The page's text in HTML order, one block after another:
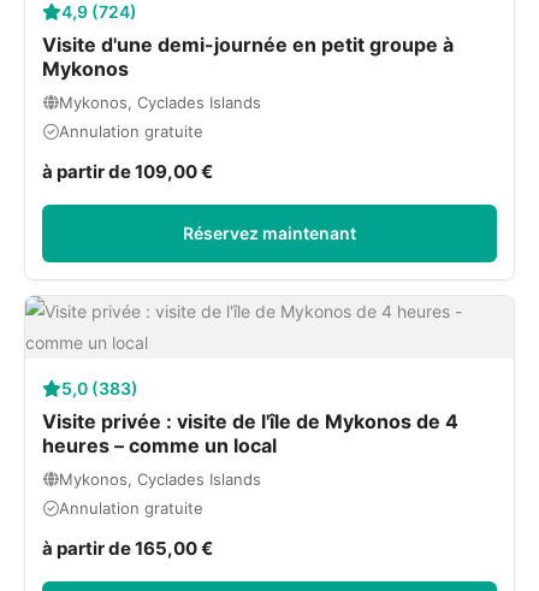
4,9 (724)
Visite d'une demi-journée en petit groupe à
Mykonos
Mykonos, Cyclades Islands
Annulation gratuite
à partir de 109,00 €
Réservez maintenant
5,0 (383)
Visite privée : visite de l'île de Mykonos de 4
heures – comme un local
Mykonos, Cyclades Islands
Annulation gratuite
à partir de 165,00 €